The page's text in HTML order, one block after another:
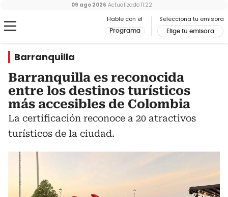
Hable con el
Programa
Selecciona tu emisora
Elige tu emisora
09 ago 2026 Actualizado 11:22
Barranquilla
Barranquilla es reconocida
entre los destinos turísticos
más accesibles de Colombia
La certificación reconoce a 20 atractivos
turísticos de la ciudad.